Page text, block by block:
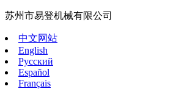
苏州市易登机械有限公司
中文网站
English
Русский
Español
Français